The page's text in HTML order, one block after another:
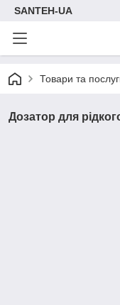
SANTEH-UA
Товари та
Дозатор для